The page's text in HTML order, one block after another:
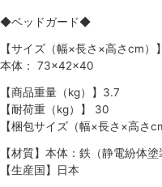
◆ベッドガード◆
【サイズ（幅×長さ×高さcm）】
本体： 73×42×40
【商品重量（kg）】3.7
【耐荷重（kg）】 30
【梱包サイズ（幅×長さ×高さ
【材質】本体：鉄（静電紛体塗
【生産国】日本